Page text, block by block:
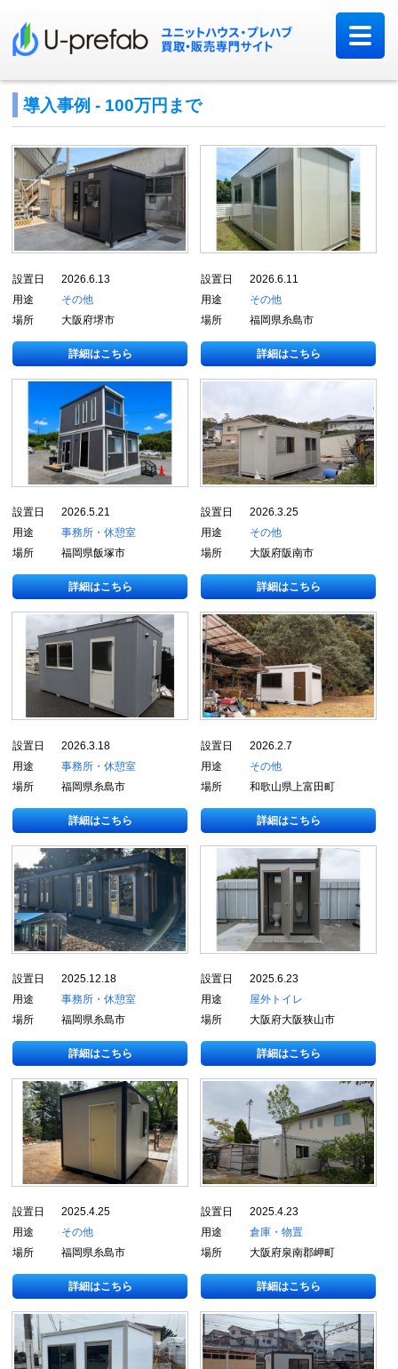
導入事例 - 100万円まで
設置日
2026.6.13
用途
その他
場所
大阪府堺市
詳細はこちら
設置日
2026.6.11
用途
その他
場所
福岡県糸島市
詳細はこちら
設置日
2026.5.21
用途
事務所・休憩室
場所
福岡県飯塚市
詳細はこちら
設置日
2026.3.25
用途
その他
場所
大阪府阪南市
詳細はこちら
設置日
2026.3.18
用途
事務所・休憩室
場所
福岡県糸島市
詳細はこちら
設置日
2026.2.7
用途
その他
場所
和歌山県上富田町
詳細はこちら
設置日
2025.12.18
用途
事務所・休憩室
場所
福岡県糸島市
詳細はこちら
設置日
2025.6.23
用途
屋外トイレ
場所
大阪府大阪狭山市
詳細はこちら
設置日
2025.4.25
用途
その他
場所
福岡県糸島市
詳細はこちら
設置日
2025.4.23
用途
倉庫・物置
場所
大阪府泉南郡岬町
詳細はこちら